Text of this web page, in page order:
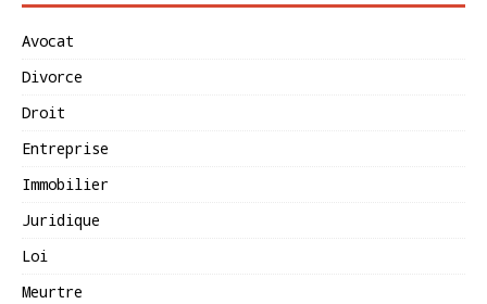
Avocat
Divorce
Droit
Entreprise
Immobilier
Juridique
Loi
Meurtre